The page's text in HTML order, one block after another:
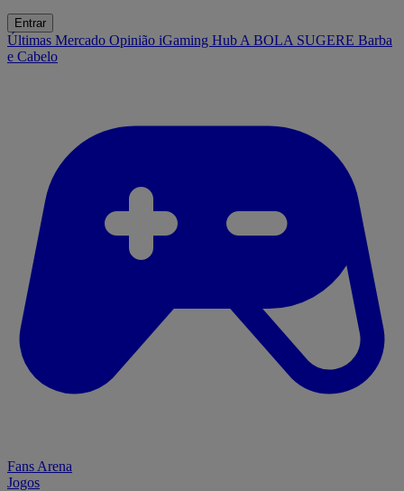
Entrar
Últimas Mercado Opinião iGaming Hub A BOLA SUGERE Barba
e Cabelo
Fans Arena
Jogos